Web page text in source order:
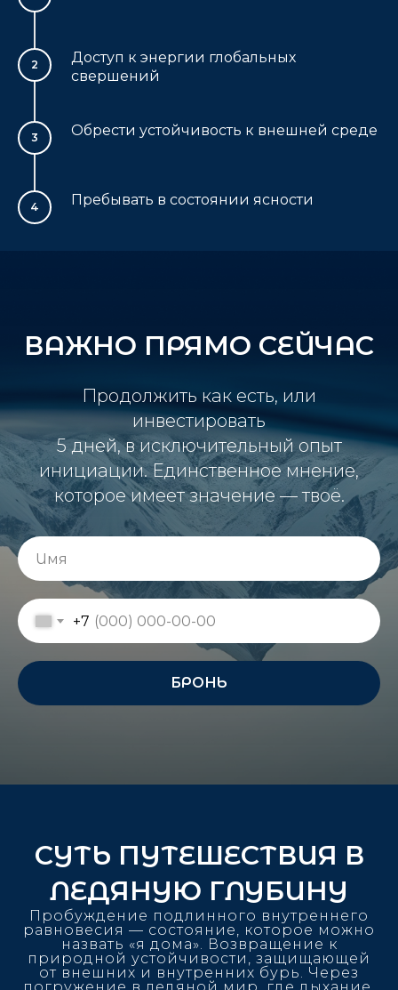
Доступ к энергии глобальных
свершений
Обрести устойчивость к внешней среде
Пребывать в состоянии ясности
ВАЖНО ПРЯМО СЕЙЧАС
Продолжить как есть, или
инвестировать
5 дней, в исключительный опыт
инициации. Единственное мнение,
которое имеет значение — твоё.
+7
БРОНЬ
СУТЬ ПУТЕШЕСТВИЯ В
ЛЕДЯНУЮ ГЛУБИНУ
Пробуждение подлинного внутреннего
равновесия — состояние, которое можно
назвать «я дома». Возвращение к
природной устойчивости, защищающей
от внешних и внутренних бурь. Через